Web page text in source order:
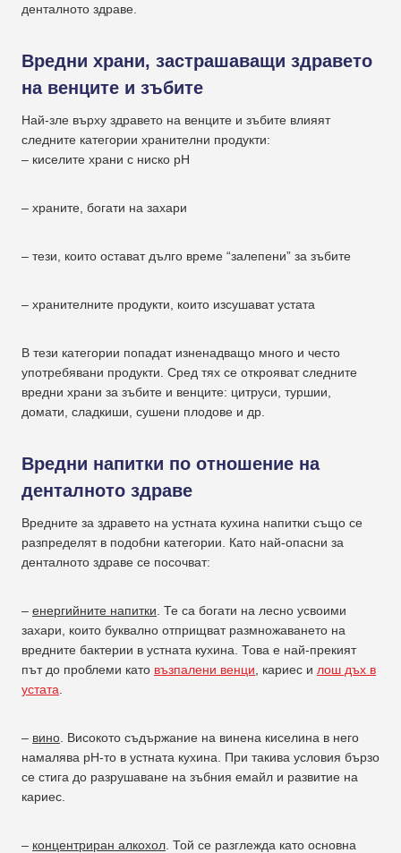
денталното здраве.
Вредни храни, застрашаващи здравето
на венците и зъбите
Най-зле върху здравето на венците и зъбите влияят
следните категории хранителни продукти:
– киселите храни с ниско pH
– храните, богати на захари
– тези, които остават дълго време “залепени” за зъбите
– хранителните продукти, които изсушават устата
В тези категории попадат изненадващо много и често
употребявани продукти. Сред тях се открояват следните
вредни храни за зъбите и венците: цитруси, туршии,
домати, сладкиши, сушени плодове и др.
Вредни напитки по отношение на
денталното здраве
Вредните за здравето на устната кухина напитки също се
разпределят в подобни категории. Като най-опасни за
денталното здраве се посочват:
– енергийните напитки . Те са богати на лесно усвоими
захари, които буквално отприщват размножаването на
вредните бактерии в устната кухина. Това е най-прекият
път до проблеми като възпалени венци , кариес и лош дъх в
устата
– вино . Високото съдържание на винена киселина в него
намалява pH-то в устната кухина. При такива условия бързо
се стига до разрушаване на зъбния емайл и развитие на
кариес.
– концентриран алкохол . Той се разглежда като основна